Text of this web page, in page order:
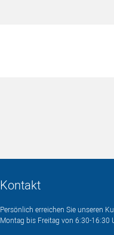
Kontakt
Persönlich erreichen Sie unseren
Montag bis Freitag von 6:30-16:30